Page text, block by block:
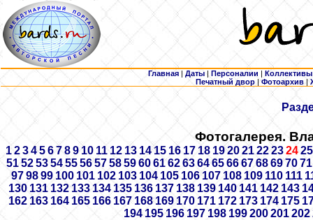
Главная | Даты | Персоналии | Коллективы
Печатный двор |Фотоархив |
Фотогалерея.
1 2 3 45 6 7 8 9 10 11 12 13 1415 16 17 18 19 20 21 22 23 24 25
51 52 53 54 55 56 57 58 59 60 61 62 63 64 65 66 67 68 6970 71
97 98 99 100 101 102 103 104 105 106 107 108 109 110 111
130 131 132133 134 135 136 137 138 139 140 141 142 143
162 163 164 165 166 167 168 169 170 171 172 173 174 175
194 195 196 197 198 199200201202